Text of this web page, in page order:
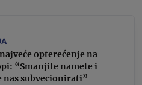
opterećenje na
“Smanjite namete i
nas subvecionirati”